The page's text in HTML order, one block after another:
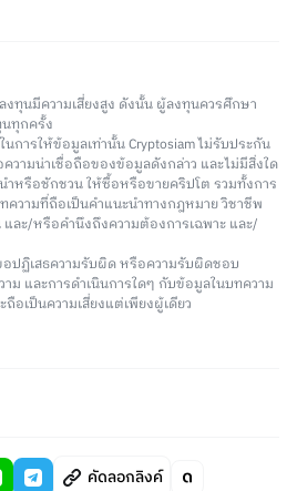
งทุนมีความเสี่ยงสูง ดังนั้น ผู้ลงทุนควรศึกษา
ทุกครั้ง
การให้ข้อมูลเท่านั้น Cryptosiam ไม่รับประกัน
ามน่าเชื่อถือของข้อมูลดังกล่าว และไม่มีสิ่งใด
ำหรือชักชวน ให้ซื้อหรือขายคริปโต รวมทั้งการ
ความที่ถือเป็นคำแนะนำทางกฎหมาย วิชาชีพ
ละ/หรือคำนึงถึงความต้องการเฉพาะ และ/
อปฏิเสธความรับผิด หรือความรับผิดชอบ
ม และการดำเนินการใดๆ กับข้อมูลในบทความ
อเป็นความเสี่ยงแต่เพียงผู้เดียว
คัดลอกลิงค์